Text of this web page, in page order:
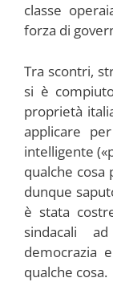
classe
forza di
Tra scontri,
si è
proprietà
applicare
intelligente
qualche
dunque
è stata
sindacali
democrazia
qualche cosa.